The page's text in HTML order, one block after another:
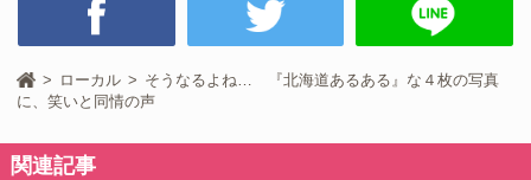
ローカル
そうなるよね… 『北海道あるある』な４枚の写真
に、笑いと同情の声
関連記事